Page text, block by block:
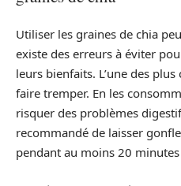
Utiliser les graines de chia
existe des erreurs à éviter
leurs bienfaits. L’une des
faire tremper. En les
risquer des problèmes
recommandé de laisser
pendant au moins 20